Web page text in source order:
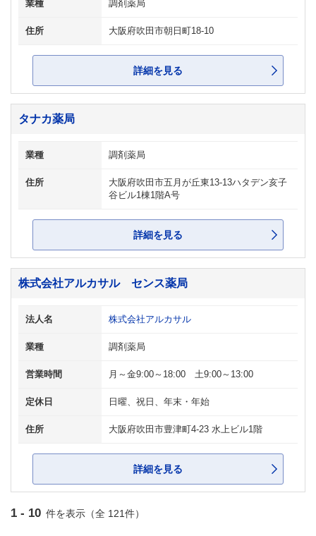
業種 調剤薬局
住所 大阪府吹田市朝日町18-10
詳細を見る
タナカ薬局
業種 調剤薬局
住所
大阪府吹田市五月が丘東13-13ハタデン亥子
谷ビル1棟1階A号
詳細を見る
株式会社アルカサル センス薬局
法人名 株式会社アルカサル
業種 調剤薬局
営業時間 月～金9:00～18:00 土9:00～13:00
定休日 日曜、祝日、年末・年始
住所 大阪府吹田市豊津町4-23 水上ビル1階
詳細を見る
1 - 10 件を表示（全 121件）